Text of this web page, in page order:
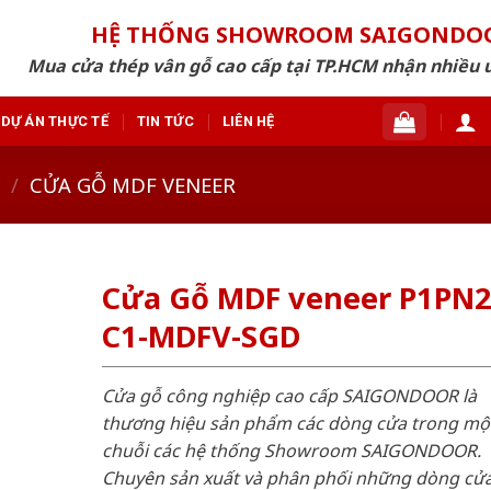
HỆ THỐNG SHOWROOM
Mua cửa thép vân gỗ cao cấp tại TP.HCM nhận nhiều
DỰ ÁN THỰC TẾ TIN TỨC LIÊN HỆ
/ CỬA GỖ MDF VENEER
Cửa Gỗ MDF veneer
C1-MDFV-SGD
Cửa gỗ công nghiệp cao cấp SAIGONDOOR là
thương hiệu sản phẩm các dòng cửa trong
chuỗi các hệ thống Showroom SAIGONDOOR.
Chuyên sản xuất và phân phối những dòng